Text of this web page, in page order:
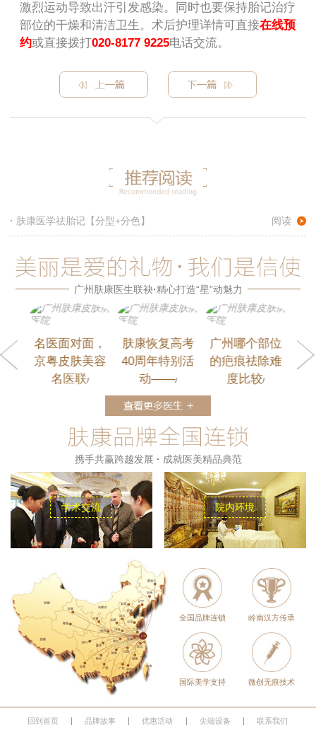
激烈运动导致出汗引发感染。同时也要保持胎记治疗
部位的干燥和清洁卫生。术后护理详情可直接在线预
约或直接拨打020-8177 9225电话交流。
· 肤康医学祛胎记【分型+分色】 阅读
广州肤康医生联袂·精心打造“星”动魅力
，
肤康恢复高考
40周年特别活
动——/
广州哪个部位
的疤痕祛除难
度比较/
名医面对面，
京粤皮肤美容
名医联/
肤
携手共赢跨越发展 · 成就医美精品典范
学术交流 院内环境
全国品牌连锁 岭南汉方传承
国际美学支持 微创无痕技术
回到首页 品牌故事 优惠活动 尖端设备 联系我们